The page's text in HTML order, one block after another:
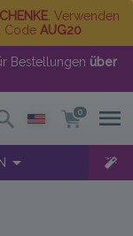
. Verwenden
Code AUG20
Bestellungen über
0